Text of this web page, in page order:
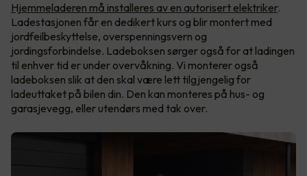
Hjemmeladeren må installeres av en autorisert elektriker.
Ladestasjonen får en dedikert kurs og blir montert med
jordfeilbeskyttelse, overspenningsvern og
jordingsforbindelse. Ladeboksen sørger også for at ladingen
til enhver tid er under overvåkning. Vi monterer også
ladeboksen slik at den skal være lett tilgjengelig for
ladeuttaket på bilen din. Den kan monteres på hus- og
garasjevegg, eller utendørs med tak over.